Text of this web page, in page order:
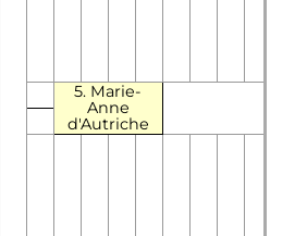
5. Marie-
Anne
d'Autriche